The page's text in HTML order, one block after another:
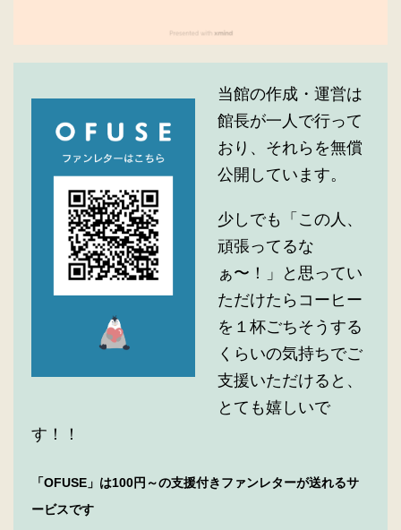
当館の作成・運営は
館長が一人で行って
おり、それらを無償
公開しています。
少しでも「この人、
頑張ってるな
ぁ〜！」と思ってい
ただけたらコーヒー
を１杯ごちそうする
くらいの気持ちでご
支援いただけると、
とても嬉しいで
す！！
「OFUSE」は100円～の支援付きファンレターが送れるサ
ービスです